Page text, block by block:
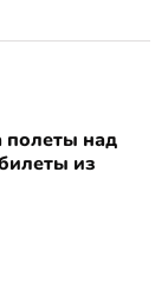
полеты над
из